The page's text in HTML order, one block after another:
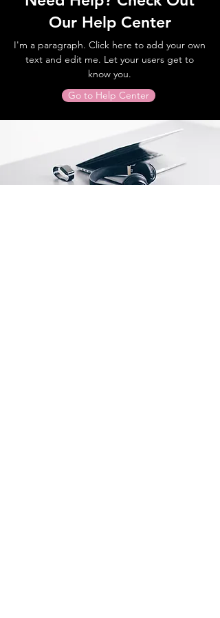
Our Help Center
I'm a paragraph. Click here to add your own
text and edit me. Let your users get to
know you.
Go to Help Center